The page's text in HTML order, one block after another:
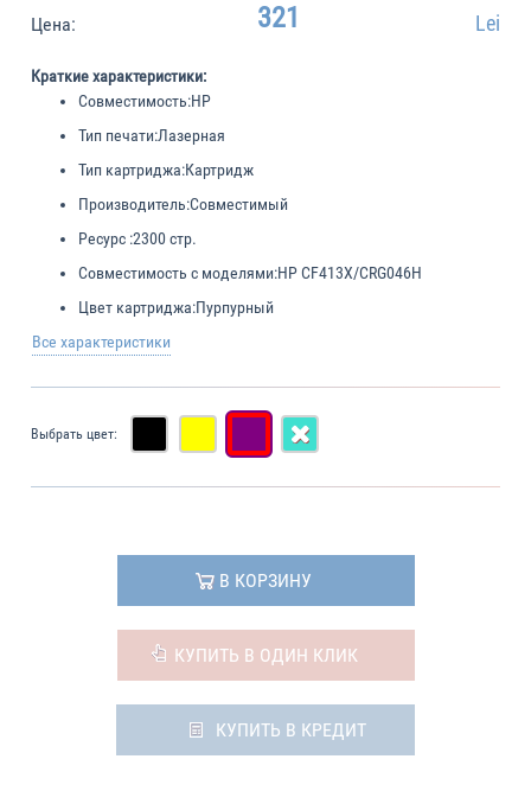
Цена: 321 Lei
Краткие характеристики:
Совместимость:HP
Тип печати:Лазерная
Тип картриджа:Картридж
Производитель:Совместимый
Ресурс :2300 стр.
Совместимость с моделями:HP CF413X/CRG046H
Цвет картриджа:Пурпурный
Все характеристики
Выбрать цвет:
В КОРЗИНУ
КУПИТЬ В ОДИН КЛИК
КУПИТЬ В КРЕДИТ